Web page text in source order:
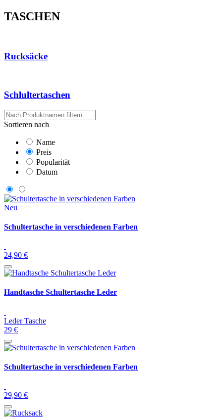
TASCHEN
Rucksäcke
Schlultertaschen
Sortieren nach
Name
Preis
Popularität
Datum
Neu
Schultertasche in verschiedenen Farben
24,90 €
Handtasche Schultertasche Leder
Leder Tasche
29 €
Schultertasche in verschiedenen Farben
29,90 €